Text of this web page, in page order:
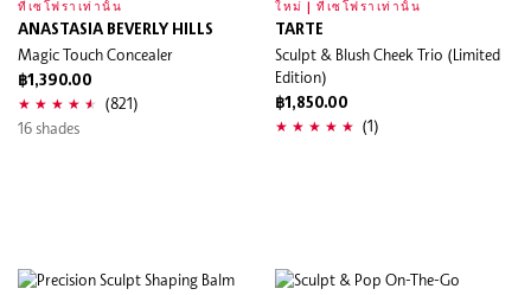
ที่เซโฟราเท่านั้น
ANASTASIA BEVERLY HILLS
Magic Touch Concealer
฿1,390.00
(821)
16 shades
ใหม่ | ที่เซโฟราเท่านั้น
TARTE
Sculpt & Blush Cheek Trio (Limited
Edition)
฿1,850.00
(1)